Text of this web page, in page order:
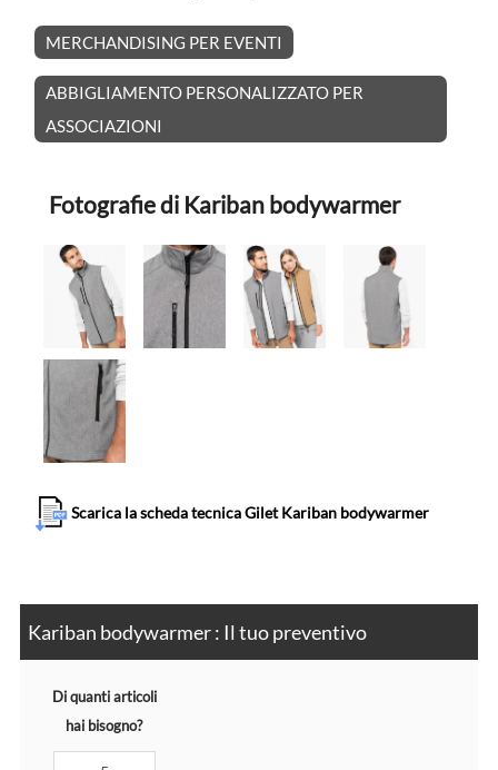
MERCHANDISING PER EVENTI
ABBIGLIAMENTO PERSONALIZZATO PER
ASSOCIAZIONI
Fotografie di Kariban bodywarmer
Scarica la scheda tecnica Gilet Kariban bodywarmer
Kariban bodywarmer : Il tuo preventivo
Di quanti articoli
hai bisogno?